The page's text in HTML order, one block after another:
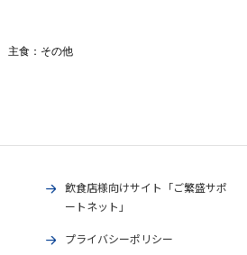
主食：その他
飲食店様向けサイト「ご繁盛サポ
ートネット」
プライバシーポリシー